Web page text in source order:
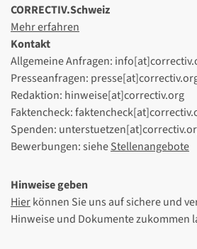
CORRECTIV.Schweiz
Mehr erfahren
Kontakt
Allgemeine Anfragen:
Presseanfragen:
Redaktion: hinweise[at]correctiv.org
Faktencheck:
Spenden:
Bewerbungen: sieheStellenangebote
Hinweise geben
Hierkönnen Sie uns auf sichere und
Hinweise und Dokumente zukommen